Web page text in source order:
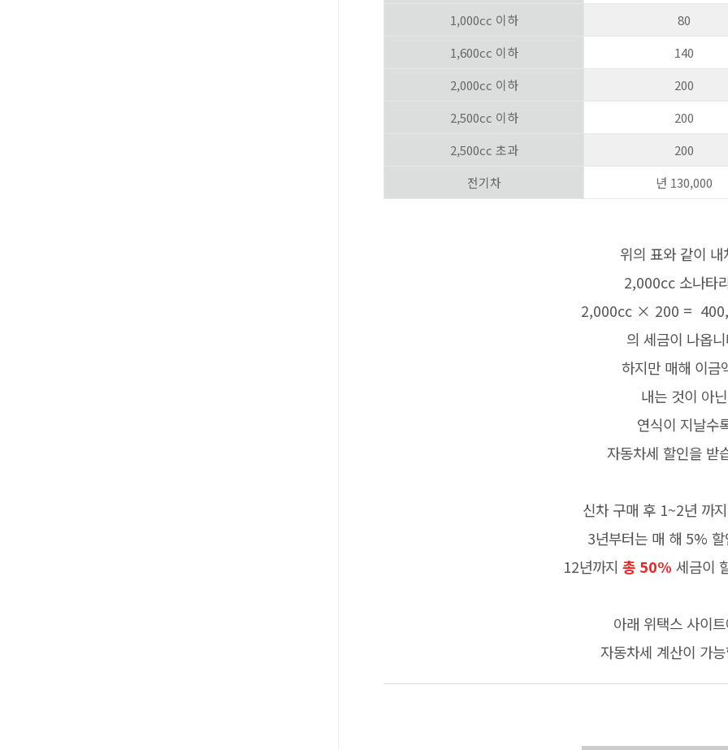
1,000cc 이하
80
1,600cc 이하
140
2,000cc 이하
200
2,500cc 이하
200
2,500cc 초과
200
전기차
년 130,000
위의 표와 같이 내
2,000cc 소나타
2,000cc × 200 =
의 세금이 나옵
하지만 매해 이금
내는 것이 아닌
연식이 지날수
자동차세 할인을 받
신차 구매 후 1~2년 까
3년부터는 매 해 5% 할
12년까지 총 50% 세금이
아래 위택스 사이
자동차세 계산이 가